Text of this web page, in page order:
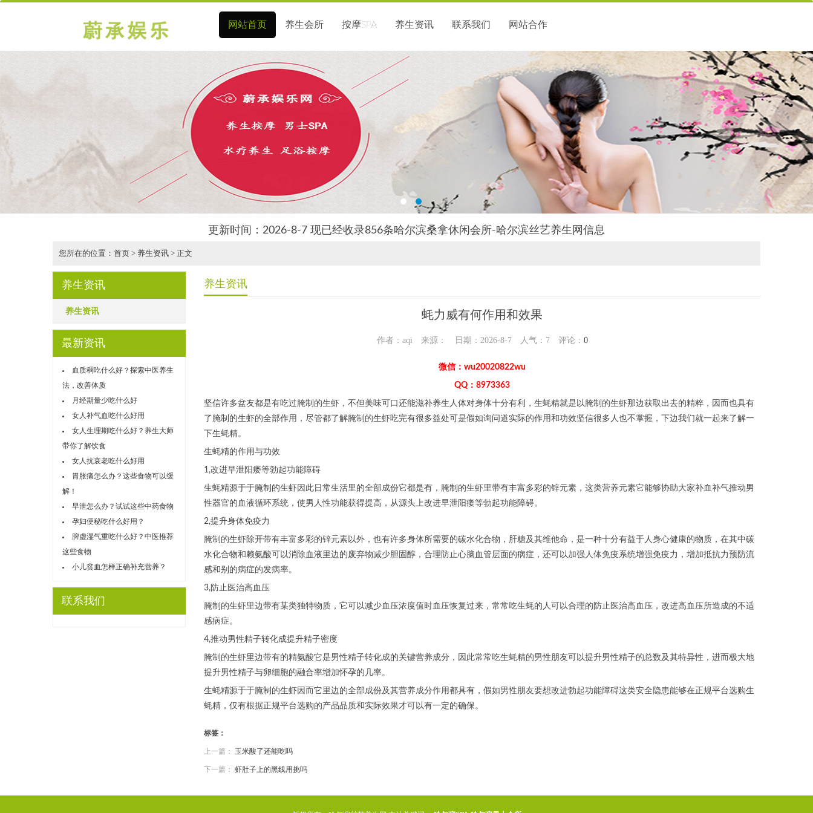
网站首页 养生会所 按摩SPA 养生资讯 联系我们 网站合作
更新时间：2026-8-7 现已经收录856条哈尔滨桑拿休闲会所-哈尔滨丝艺养生网信息
您所在的位置： 首页 > 养生资讯 > 正文
养生资讯
养生资讯
最新资讯
血质稠吃什么好？探索中医养生
法，改善体质
月经期量少吃什么好
女人补气血吃什么好用
女人生理期吃什么好？养生大师
带你了解饮食
女人抗衰老吃什么好用
胃胀痛怎么办？这些食物可以缓
解！
早泄怎么办？试试这些中药食物
孕妇便秘吃什么好用？
脾虚湿气重吃什么好？中医推荐
这些食物
小儿贫血怎样正确补充营养？
联系我们
养生资讯
蚝力威有何作用和效果
作者：aqi 来源： 日期：2026-8-7 人气： 7评论： 0
微信：wu20020822wu
QQ：8973363
坚信许多盆友都是有吃过腌制的生虾，不但美味可口还能滋补养生人体对身体十分有利，生蚝精就是以腌制的生虾那边获取出去的精粹，因而也具有
了腌制的生虾的全部作用，尽管都了解腌制的生虾吃完有很多益处可是假如询问道实际的作用和功效坚信很多人也不掌握，下边我们就一起来了解一
下生蚝精。
生蚝精的作用与功效
1,改进早泄阳痿等勃起功能障碍
生蚝精源于于腌制的生虾因此日常生活里的全部成份它都是有，腌制的生虾里带有丰富多彩的锌元素，这类营养元素它能够协助大家补血补气推动男
性器官的血液循环系统，使男人性功能获得提高，从源头上改进早泄阳痿等勃起功能障碍。
2,提升身体免疫力
腌制的生虾除开带有丰富多彩的锌元素以外，也有许多身体所需要的碳水化合物，肝糖及其维他命，是一种十分有益于人身心健康的物质，在其中碳
水化合物和赖氨酸可以消除血液里边的废弃物减少胆固醇，合理防止心脑血管层面的病症，还可以加强人体免疫系统增强免疫力，增加抵抗力预防流
感和别的病症的发病率。
3,防止医治高血压
腌制的生虾里边带有某类独特物质，它可以减少血压浓度值时血压恢复过来，常常吃生蚝的人可以合理的防止医治高血压，改进高血压所造成的不适
感病症。
4,推动男性精子转化成提升精子密度
腌制的生虾里边带有的精氨酸它是男性精子转化成的关键营养成分，因此常常吃生蚝精的男性朋友可以提升男性精子的总数及其特异性，进而极大地
提升男性精子与卵细胞的融合率增加怀孕的几率。
生蚝精源于于腌制的生虾因而它里边的全部成份及其营养成分作用都具有，假如男性朋友要想改进勃起功能障碍这类安全隐患能够在正规平台选购生
蚝精，仅有根据正规平台选购的产品品质和实际效果才可以有一定的确保。
标签：
上一篇： 玉米酸了还能吃吗
下一篇： 虾肚子上的黑线用挑吗